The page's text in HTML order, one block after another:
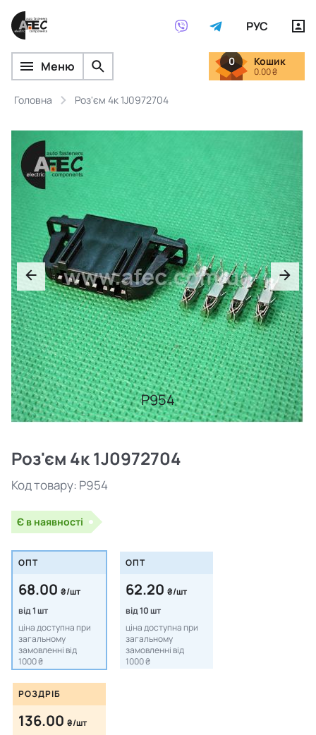
РУС
Меню 0 Кошик
0.00 ₴
Головна Роз'єм 4к 1J0972704
P954
Роз'єм 4к 1J0972704
Код товару: P954
Є в наявності
ОПТ
68.00 ₴/шт
від 1 шт
ціна доступна при
загальному
замовленні від
1000 ₴
ОПТ
62.20 ₴/шт
від 10 шт
ціна доступна при
загальному
замовленні від
1000 ₴
РОЗДРІБ
136.00 ₴/шт